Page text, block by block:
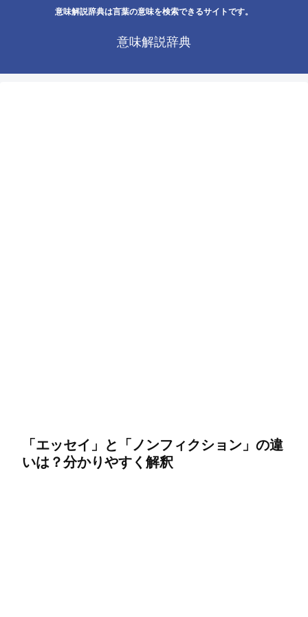
意味解説辞典は言葉の意味を検索できるサイトです。
意味解説辞典
「エッセイ」と「ノンフィクション」の違
いは？分かりやすく解釈